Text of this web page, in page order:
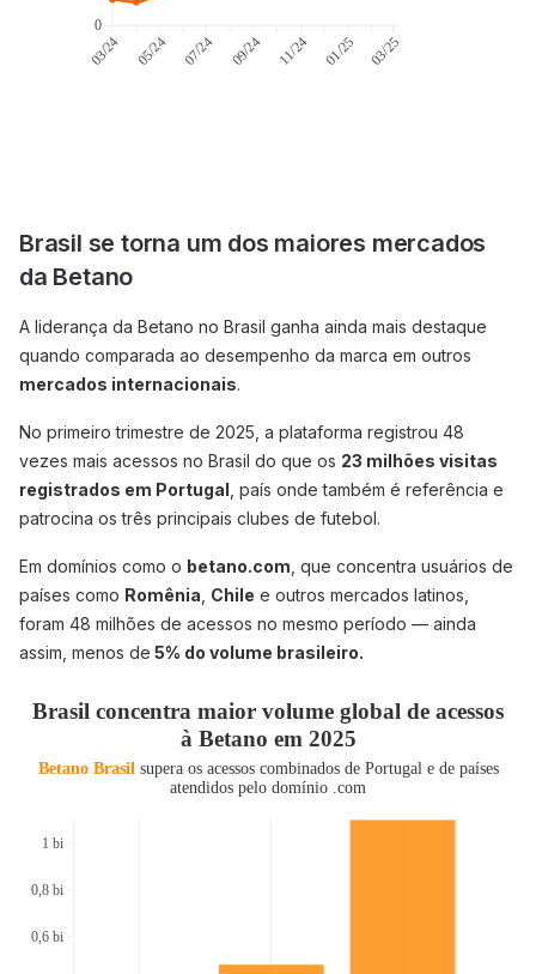
Brasil se torna um dos maiores mercados
da Betano
A liderança da Betano no Brasil ganha ainda mais destaque
quando comparada ao desempenho da marca em outros
mercados internacionais.
No primeiro trimestre de 2025, a plataforma registrou 48
vezes mais acessos no Brasil do que os 23 milhões visitas
registrados em Portugal , país onde também é referência e
patrocina os três principais clubes de futebol.
Em domínios como o betano.com , que concentra usuários de
países como Romênia Chile e outros mercados latinos,
foram 48 milhões de acessos no mesmo período — ainda
assim, menos de 5% do volume brasileiro.